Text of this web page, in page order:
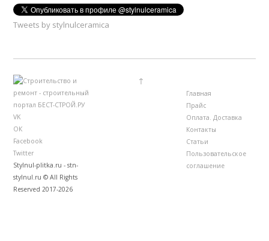
Tweets by stylnulceramica
VK
ОК
Facebook
Twitter
Stylnul-plitka.ru - stn-
stylnul.ru © All Rights
Reserved 2017-2026
↑
Главная
Прайс
Оплата. Доставка
Контакты
Статьи
Пользовательское
соглашение